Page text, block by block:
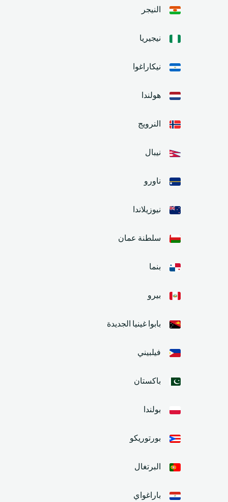
النيجر
نيجيريا
نيكاراغوا
هولندا
النرويج
نيبال
ناورو
نيوزيلاندا
سلطنة عمان
بنما
بيرو
بابوا غينيا الجديدة
فيلبيني
باكستان
بولندا
بورتوريكو
البرتغال
باراغواي